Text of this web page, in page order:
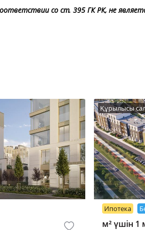
со ст. 395 ГК РК, не
Құрылысы
Ипотека
м² үшін 1